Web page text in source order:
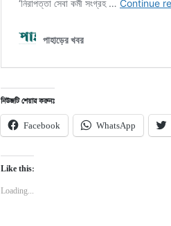
নিউজটি শেয়ার করুনঃ
Facebook WhatsApp
Like this:
Loading...